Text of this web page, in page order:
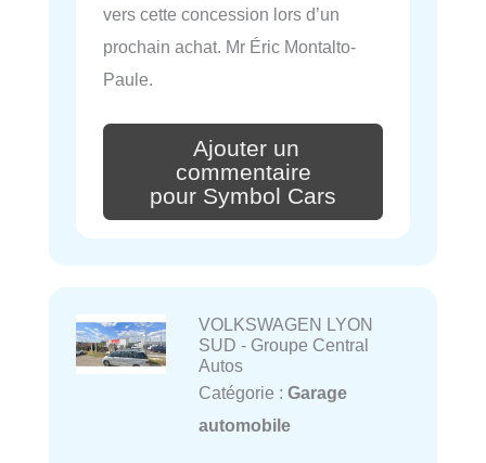
vers cette concession lors d’un
prochain achat. Mr Éric Montalto-
Paule.
Ajouter un
commentaire
pour Symbol Cars
VOLKSWAGEN LYON
SUD - Groupe Central
Autos
Catégorie : Garage
automobile